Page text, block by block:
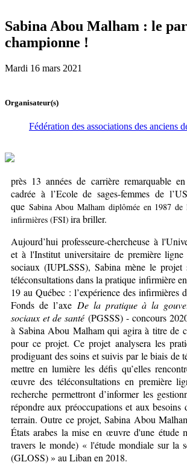
Sabina Abou Malham : le
championne !
Mardi 16 mars 2021
Organisateur(s)
Fédération des associations des anciens
près 13 années de carrière remarquable en
cadrée à l’Ecole de sages-femmes de
que Sabina Abou Malham diplômée en 1987 de
infirmières (FSI) ira briller.
Aujourd’hui professeure-chercheuse à
et à l'Institut universitaire de première ligne
sociaux (IUPLSSS), Sabina mène le projet
téléconsultations dans la pratique infirmière
19 au Québec : l’expérience des infirmières
Fonds de l’axe De la pratique à la
sociaux et de santé (PGSSS) - concours
à Sabina Abou Malham qui agira à titre de
pour ce projet. Ce projet analysera les
prodiguant des soins et suivis par le biais de
mettre en lumière les défis qu’elles
œuvre des téléconsultations en première
recherche permettront d’informer les
répondre aux préoccupations et aux besoins
terrain. Outre ce projet, Sabina Abou
États arabes la mise en œuvre d'une étude
travers le monde) « l'étude mondiale sur la
(GLOSS) » au Liban en 2018.